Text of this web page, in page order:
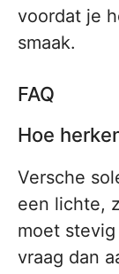
voordat je
smaak.
FAQ
Hoe
Versche
een lichte,
moet
vraag dan